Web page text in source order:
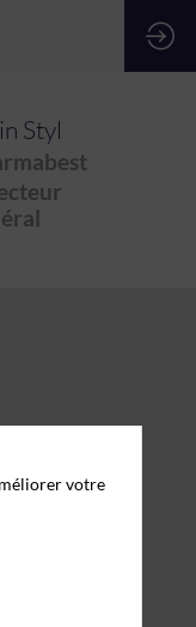
Styl
votre